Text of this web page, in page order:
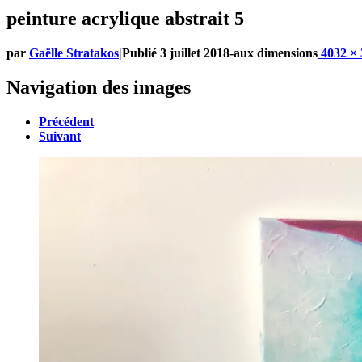
peinture acrylique abstrait 5
par Gaëlle Stratakos|Publié 3 juillet 2018-aux dimensions 4032 ×
Navigation des images
Précédent
Suivant